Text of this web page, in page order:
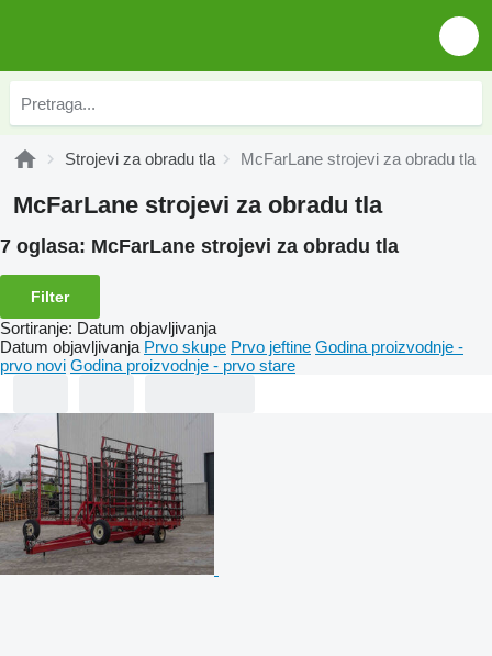
Strojevi za obradu tla McFarLane strojevi za obradu tla
McFarLane strojevi za obradu tla
7 oglasa: McFarLane strojevi za obradu tla
Filter
Sortiranje: Datum objavljivanja
Datum objavljivanja Prvo skupe Prvo jeftine Godina proizvodnje -
prvo novi Godina proizvodnje - prvo stare